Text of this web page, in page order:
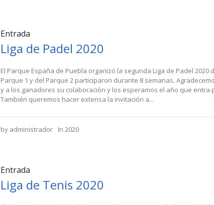
Entrada
Liga de Padel 2020
El Parque España de Puebla organizó la segunda Liga de Padel
Parque 1 y del Parque 2 participaron durante 8 semanas.
y a los ganadores su colaboración y los esperamos el año que entra
También queremos hacer extensa la invitación a...
by administrador In2020
Entrada
Liga de Tenis 2020